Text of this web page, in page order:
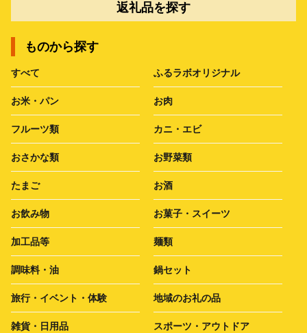
返礼品を探す
ものから探す
すべて ふるラボオリジナル
お米・パン お肉
フルーツ類 カニ・エビ
おさかな類 お野菜類
たまご お酒
お飲み物 お菓子・スイーツ
加工品等 麺類
調味料・油 鍋セット
旅行・イベント・体験 地域のお礼の品
雑貨・日用品 スポーツ・アウトドア